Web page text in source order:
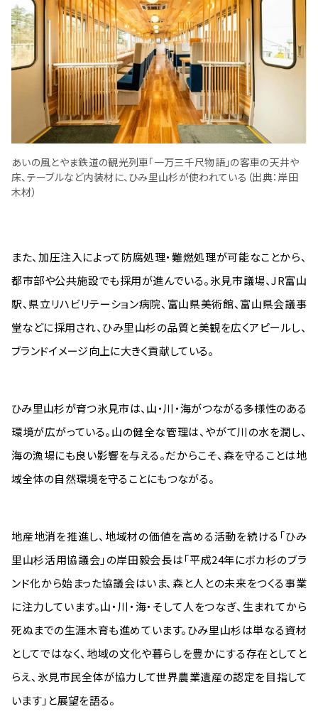
あいの風とやま鉄道の観光列車「一万三千尺物語」の客車の天井や
床、テーブルなど内装材に、ひみ里山杉が使われている（出典：岸田
木材）
また、加圧注入によって防腐処理・難燃処理が可能なことから、
都市部や公共施設でも採用が進んでいる。氷見市議場、JR富山
駅、県立リハビリテーション病院、富山県美術館、富山県会議事
堂などに採用され、ひみ里山杉の品質と美観を広くアピールし、
ブランドイメージ向上に大きく貢献している。
ひみ里山杉が育つ氷見市は、山・川・海がつながる多様性のある
環境が広がっている。山の健全な管理は、やがて川の水を潤し、
海の漁場にも良い影響を与える。だからこそ、森を守ることは地
域全体の自然環境を守ることにもつながる。
地産地消を推進し、地域材の価値を高める活動を続ける「ひみ
里山杉活用協議会」の岸田毅会長は「平成24年にボカ杉のブラ
ンド化から始まった協議会はいま、森と人との未来をつくる事業
に注力しています。山・川・海・そして人をつなぎ、生まれてから
死ぬまでの生涯木育も進めています。ひみ里山杉は単なる資材
としてではなく、地域の文化や暮らしを豊かにする存在としてと
らえ、氷見市民全体が協力して世界農業遺産の認定を目指して
います」と展望を語る。